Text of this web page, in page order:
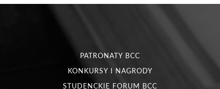
PATRONATY BCC
KONKURSY I NAGRODY
STUDENCKIE FORUM BCC